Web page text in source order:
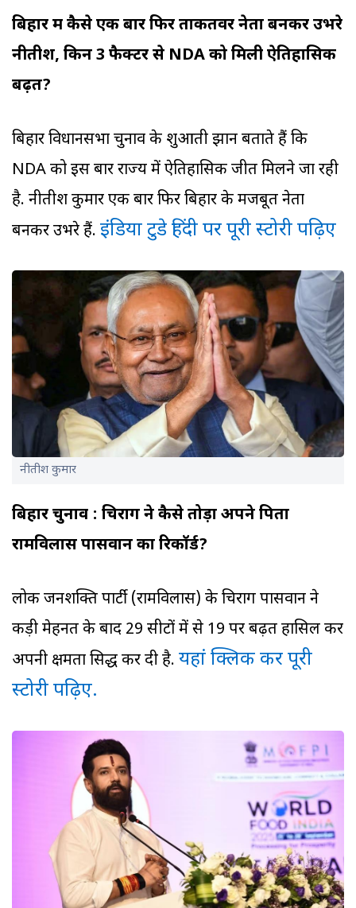
बिहार में कैसे एक बार फिर ताकतवर नेता बनकर उभरे
नीतीश, किन 3 फैक्टर से NDA को मिली ऐतिहासिक
बढ़त?
बिहार विधानसभा चुनाव के शुरुआती रुझान बताते हैं कि
NDA को इस बार राज्य में ऐतिहासिक जीत मिलने जा रही
है. नीतीश कुमार एक बार फिर बिहार के मजबूत नेता
बनकर उभरे हैं. इंडिया टुडे हिंदी पर पूरी स्टोरी पढ़िए​
नीतीश कुमार
बिहार चुनाव : चिराग ने कैसे तोड़ा अपने पिता
रामविलास पासवान का रिकॉर्ड?
लोक जनशक्ति पार्टी (रामविलास) के चिराग पासवान ने
कड़ी मेहनत के बाद 29 सीटों में से 19 पर बढ़त हासिल कर
अपनी क्षमता सिद्ध कर दी है. यहां क्लिक कर पूरी
स्टोरी पढ़िए.